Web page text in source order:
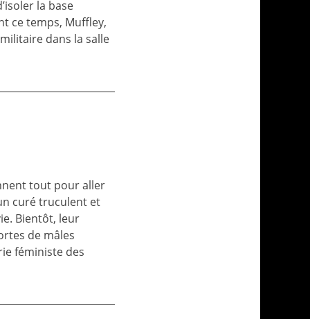
la base
ce temps, Muffley,
dans la salle
tout pour aller
curé truculent et
Bientôt, leur
de mâles
féministe des